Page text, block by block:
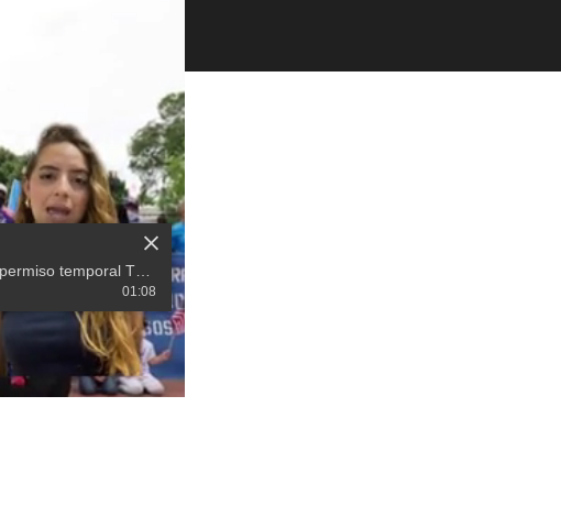
EEUU pone fin a permiso temporal TPS para haitianos
01:08